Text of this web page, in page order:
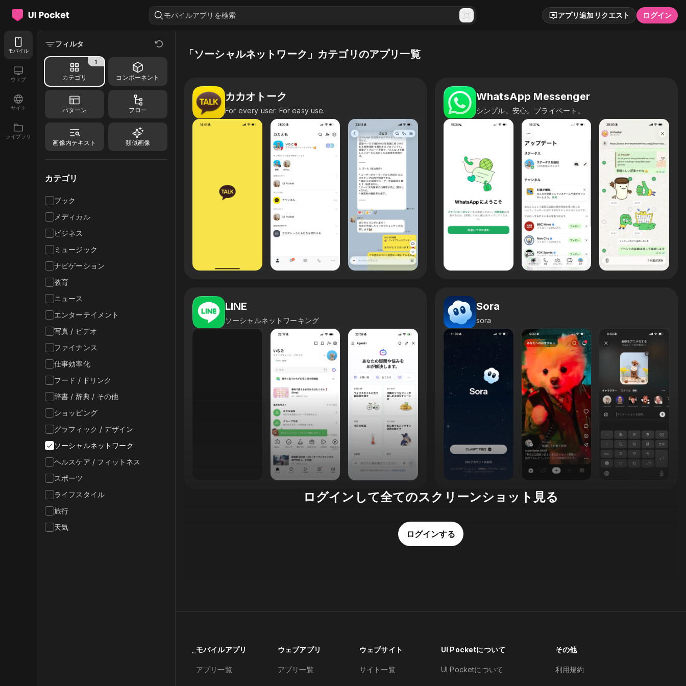
モバイルアプリを検索 アプリ追加リクエスト ログイン
モバイル
ウェブ
サイト
ライブラリ
フィルタ
1
カテゴリ コンポーネント
パターン フロー
画像内テキスト 類似画像
カテゴリ
ブック
メディカル
ビジネス
ミュージック
ナビゲーション
教育
ニュース
エンターテイメント
写真 / ビデオ
ファイナンス
仕事効率化
フード / ドリンク
辞書 / 辞典 / その他
ショッピング
グラフィック / デザイン
ソーシャルネットワーク
ヘルスケア / フィットネス
スポーツ
ライフスタイル
旅行
天気
「ソーシャルネットワーク」カテゴリのアプリ一覧
カカオトーク
For every user. For easy use.
WhatsApp Messenger
シンプル。安心。プライベート。
LINE
ソーシャルネットワーキング
Sora
sora
ログインして全てのスクリーンショット見る
ログインする
モバイルアプリ
アプリ一覧
ウェブアプリ
アプリ一覧
ウェブサイト
サイト一覧
UI Pocketについて
UI Pocketについて
その他
利用規約